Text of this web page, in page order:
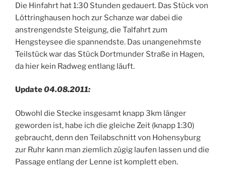
Die Hinfahrt hat 1:30 Stunden gedauert. Das Stück von
Löttringhausen hoch zur Schanze war dabei die
anstrengendste Steigung, die Talfahrt zum
Hengsteysee die spannendste. Das unangenehmste
Teilstück war das Stück Dortmunder Straße in Hagen,
da hier kein Radweg entlang läuft.
Update04.08.2011:
Obwohl die Stecke insgesamt knapp 3km länger
geworden ist, habe ich die gleiche Zeit (knapp 1:30)
gebraucht, denn den Teilabschnitt von Hohensyburg
zur Ruhr kann man ziemlich zügig laufen lassen und die
Passage entlang der Lenne ist komplett eben.